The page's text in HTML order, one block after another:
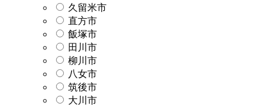
久留米市
直方市
飯塚市
田川市
柳川市
八女市
筑後市
大川市